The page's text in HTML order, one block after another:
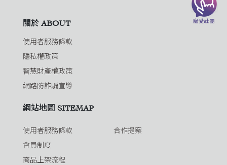
關於 ABOUT
使用者服務條款
隱私權政策
智慧財產權政策
網路防詐騙宣導
網站地圖 SITEMAP
使用者服務條款
會員制度
商品上架流程
合作提案